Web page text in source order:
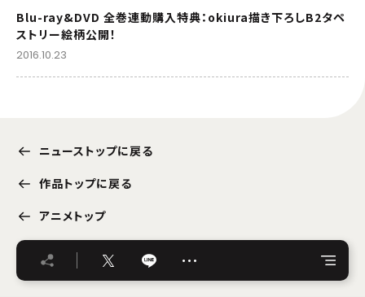
Blu-ray&DVD 全巻連動購入特典：okiura描き下ろしB2タペ
ストリー絵柄公開！
2016.10.23
ニューストップに戻る
作品トップに戻る
アニメトップ
…